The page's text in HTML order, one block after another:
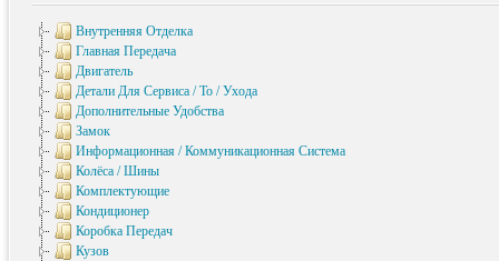
Внутренняя Отделка
Главная Передача
Двигатель
Детали Для Сервиса / То / Ухода
Дополнительные Удобства
Замок
Информационная / Коммуникационная Система
Колёса / Шины
Комплектующие
Кондиционер
Коробка Передач
Кузов